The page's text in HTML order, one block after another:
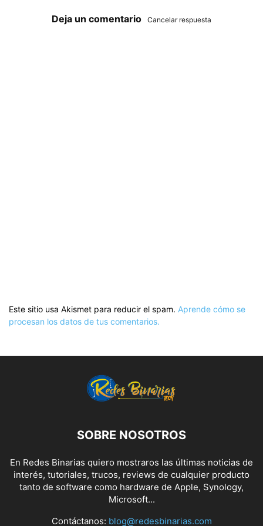
Deja un comentario Cancelar respuesta
Este sitio usa Akismet para reducir el spam. Aprende cómo se
procesan los datos de tus comentarios.
SOBRE NOSOTROS
En Redes Binarias quiero mostraros las últimas noticias de
interés, tutoriales, trucos, reviews de cualquier producto
tanto de software como hardware de Apple, Synology,
Microsoft...
Contáctanos: blog@redesbinarias.com